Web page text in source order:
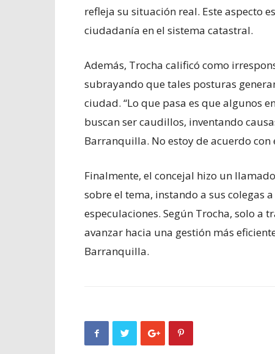
refleja su situación real. Este aspecto
ciudadanía en el sistema catastral.
Además, Trocha calificó como
subrayando que tales posturas
ciudad. “Lo que pasa es que algunos
buscan ser caudillos, inventando
Barranquilla. No estoy de acuerdo con
Finalmente, el concejal hizo un
sobre el tema, instando a sus colegas
especulaciones. Según Trocha, solo a
avanzar hacia una gestión más
Barranquilla.